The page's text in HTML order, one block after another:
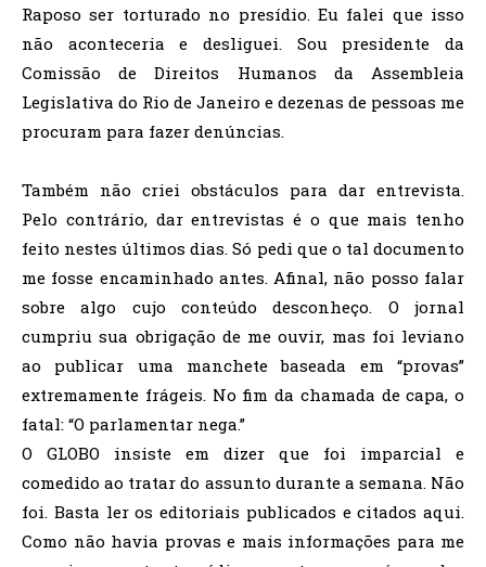
Raposo ser torturado no presídio. Eu falei que isso
não aconteceria e desliguei. Sou presidente da
Comissão de Direitos Humanos da Assembleia
Legislativa do Rio de Janeiro e dezenas de pessoas me
procuram para fazer denúncias.
Também não criei obstáculos para dar entrevista.
Pelo contrário, dar entrevistas é o que mais tenho
feito nestes últimos dias. Só pedi que o tal documento
me fosse encaminhado antes. Afinal, não posso falar
sobre algo cujo conteúdo desconheço. O jornal
cumpriu sua obrigação de me ouvir, mas foi leviano
ao publicar uma manchete baseada em “provas”
extremamente frágeis. No fim da chamada de capa, o
fatal: “O parlamentar nega.”
O GLOBO insiste em dizer que foi imparcial e
comedido ao tratar do assunto durante a semana. Não
foi. Basta ler os editoriais publicados e citados aqui.
Como não havia provas e mais informações para me